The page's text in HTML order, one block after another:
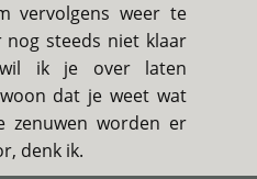
vervolgens weer te
nog steeds niet klaar
ik je over laten
dat je weet wat
zenuwen worden er
denk ik.